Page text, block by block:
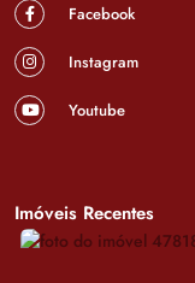
Facebook
Instagram
Youtube
Imóveis Recentes